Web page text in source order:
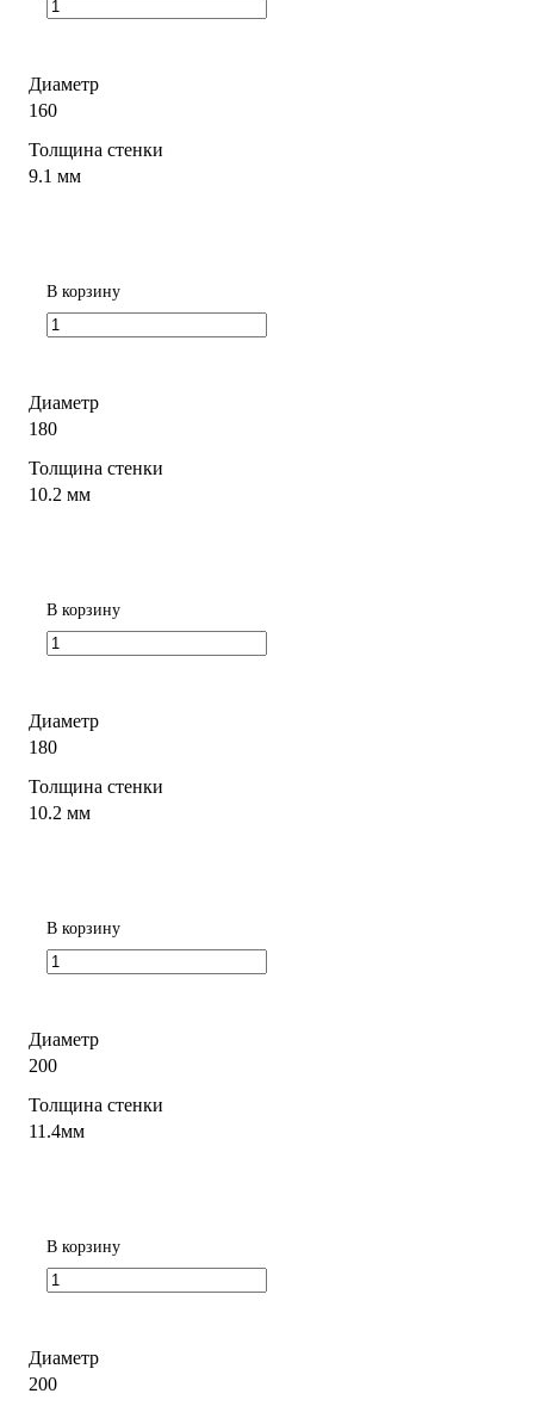
Диаметр
160
Толщина стенки
9.1 мм
В корзину
Диаметр
180
Толщина стенки
10.2 мм
В корзину
Диаметр
180
Толщина стенки
10.2 мм
В корзину
Диаметр
200
Толщина стенки
11.4мм
В корзину
Диаметр
200